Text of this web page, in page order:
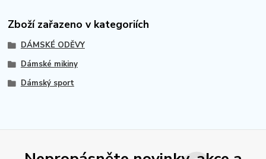
Zboží zařazeno v kategoriích
DÁMSKÉ ODĚVY
Dámské mikiny
Dámský sport